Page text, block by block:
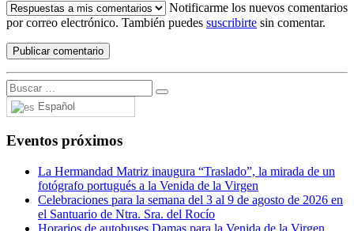
Notificarme los nuevos comentarios
por correo electrónico. También puedes suscribirte sin comentar.
Español
Eventos próximos
La Hermandad Matriz inaugura “Traslado”, la mirada de un
fotógrafo portugués a la Venida de la Virgen
Celebraciones para la semana del 3 al 9 de agosto de 2026 en
el Santuario de Ntra. Sra. del Rocío
Horarios de autobuses Damas para la Venida de la Virgen